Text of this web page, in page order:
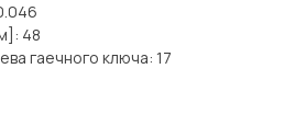
48
гаечного ключа: 17